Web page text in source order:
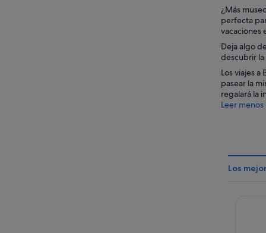
¿Más
perfecta
vacaciones
Deja algo
descubrir
Los viajes
pasear la
regalará la
Leer menos
Los